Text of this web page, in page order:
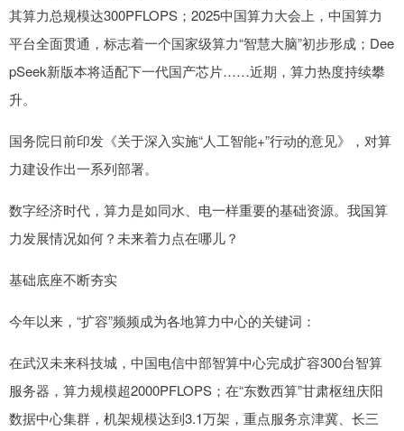
其算力总规模达300PFLOPS；2025中国算力大会上，中国算力
平台全面贯通，标志着一个国家级算力“智慧大脑”初步形成；Dee
pSeek新版本将适配下一代国产芯片……近期，算力热度持续攀
升。
国务院日前印发《关于深入实施“人工智能+”行动的意见》，对算
力建设作出一系列部署。
数字经济时代，算力是如同水、电一样重要的基础资源。我国算
力发展情况如何？未来着力点在哪儿？
基础底座不断夯实
今年以来，“扩容”频频成为各地算力中心的关键词：
在武汉未来科技城，中国电信中部智算中心完成扩容300台智算
服务器，算力规模超2000PFLOPS；在“东数西算”甘肃枢纽庆阳
数据中心集群，机架规模达到3.1万架，重点服务京津冀、长三